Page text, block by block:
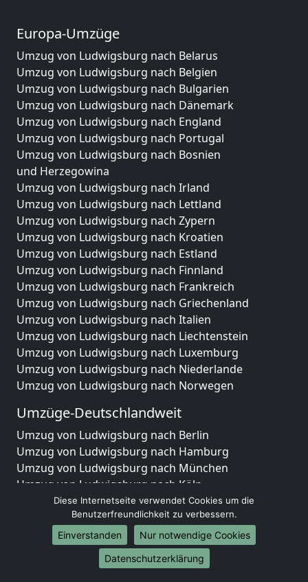
Europa-Umzüge
Umzug von Ludwigsburg nach Belarus
Umzug von Ludwigsburg nach Belgien
Umzug von Ludwigsburg nach Bulgarien
Umzug von Ludwigsburg nach Dänemark
Umzug von Ludwigsburg nach England
Umzug von Ludwigsburg nach Portugal
Umzug von Ludwigsburg nach Bosnien
und Herzegowina
Umzug von Ludwigsburg nach Irland
Umzug von Ludwigsburg nach Lettland
Umzug von Ludwigsburg nach Zypern
Umzug von Ludwigsburg nach Kroatien
Umzug von Ludwigsburg nach Estland
Umzug von Ludwigsburg nach Finnland
Umzug von Ludwigsburg nach Frankreich
Umzug von Ludwigsburg nach Griechenland
Umzug von Ludwigsburg nach Italien
Umzug von Ludwigsburg nach Liechtenstein
Umzug von Ludwigsburg nach Luxemburg
Umzug von Ludwigsburg nach Niederlande
Umzug von Ludwigsburg nach Norwegen
Umzüge-Deutschlandweit
Umzug von Ludwigsburg nach Berlin
Umzug von Ludwigsburg nach Hamburg
Umzug von Ludwigsburg nach München
Umzug von Ludwigsburg nach Köln
Umzug von Ludwigsburg nach Frankfurt am Main
Umzug von Ludwigsburg nach Stuttgart
Umzug von Ludwigsburg nach Düsseldorf
Umzug von Ludwigsburg nach Leipzig
Umzug von Ludwigsburg nach Dortmund
Diese Internetseite verwendet Cookies um die
Benutzerfreundlichkeit zu verbessern.
Einverstanden
Nur notwendige Cookies
Datenschutzerklärung